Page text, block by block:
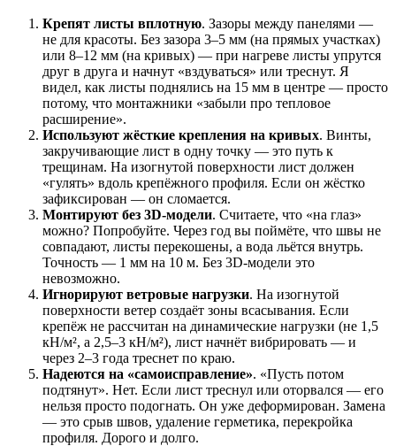
Крепят листы вплотную. Зазоры между панелями —
не для красоты. Без зазора 3–5 мм (на прямых участках)
или 8–12 мм (на кривых) — при нагреве листы упрутся
друг в друга и начнут «вздуваться» или треснут. Я
видел, как листы поднялись на 15 мм в центре — просто
потому, что монтажники «забыли про тепловое
расширение».
Используют жёсткие крепления на кривых. Винты,
закручивающие лист в одну точку — это путь к
трещинам. На изогнутой поверхности лист должен
«гулять» вдоль крепёжного профиля. Если он жёстко
зафиксирован — он сломается.
Монтируют без 3D-модели. Считаете, что «на глаз»
можно? Попробуйте. Через год вы поймёте, что швы не
совпадают, листы перекошены, а вода льётся внутрь.
Точность — 1 мм на 10 м. Без 3D-модели это
невозможно.
Игнорируют ветровые нагрузки. На изогнутой
поверхности ветер создаёт зоны всасывания. Если
крепёж не рассчитан на динамические нагрузки (не 1,5
кН/м², а 2,5–3 кН/м²), лист начнёт вибрировать — и
через 2–3 года треснет по краю.
Надеются на «самоисправление». «Пусть потом
подтянут». Нет. Если лист треснул или оторвался — его
нельзя просто подогнать. Он уже деформирован. Замена
— это срыв швов, удаление герметика, перекройка
профиля. Дорого и долго.